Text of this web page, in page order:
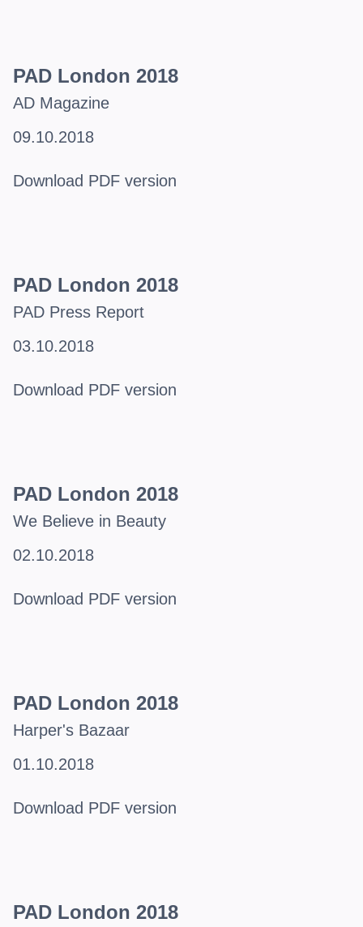
PAD London 2018
AD Magazine
09.10.2018
Download PDF version
PAD London 2018
PAD Press Report
03.10.2018
Download PDF version
PAD London 2018
We Believe in Beauty
02.10.2018
Download PDF version
PAD London 2018
Harper's Bazaar
01.10.2018
Download PDF version
PAD London 2018